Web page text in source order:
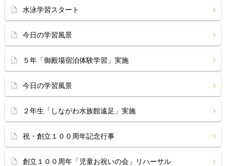
水泳学習スタート
今日の学習風景
５年「御殿場宿泊体験学習」実施
今日の学習風景
２年生「しながわ水族館遠足」実施
祝・創立１００周年記念行事
創立１００周年「児童お祝いの会」リハーサル